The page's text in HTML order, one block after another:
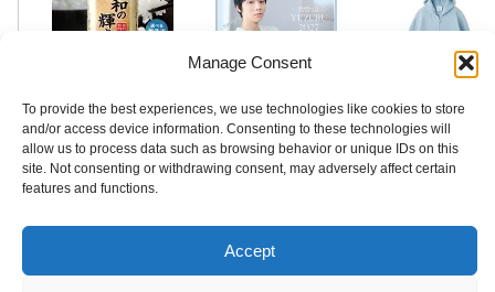
Manage Consent
To provide the best experiences, we use technologies like cookies to store
and/or access device information. Consenting to these technologies will
allow us to process data such as browsing behavior or unique IDs on this
site. Not consenting or withdrawing consent, may adversely affect certain
features and functions.
Accept